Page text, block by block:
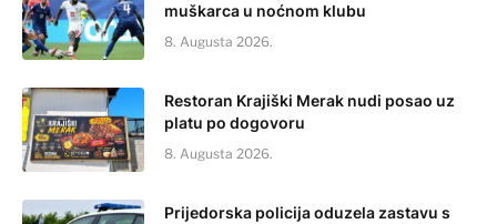
muškarca u noćnom klubu
8. Augusta 2026.
Restoran Krajiški Merak nudi posao uz
platu po dogovoru
8. Augusta 2026.
Prijedorska policija oduzela zastavu s